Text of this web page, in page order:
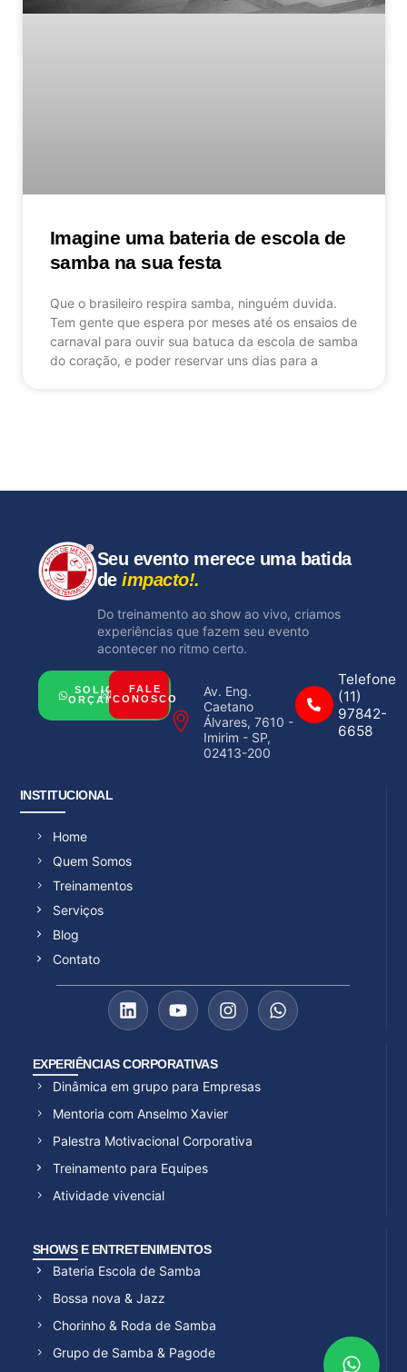
Imagine uma bateria de escola de
samba na sua festa
Que o brasileiro respira samba, ninguém duvida.
Tem gente que espera por meses até os ensaios de
carnaval para ouvir sua batuca da escola de samba
do coração, e poder reservar uns dias para a
Seu evento merece uma batida
deimpacto!.
Do treinamento ao show ao vivo, criamos
experiências que fazem seu evento
acontecer no ritmo certo.
SOLICITAR
ORÇAMENTO
FALE
CONOSCO
Av. Eng.
Caetano
Álvares, 7610 -
Imirim - SP,
02413-200
Telefone
(11)
97842-
6658
INSTITUCIONAL
Home
Quem Somos
Treinamentos
Serviços
Blog
Contato
EXPERIÊNCIAS CORPORATIVAS
Dinâmica em grupo para Empresas
Mentoria com Anselmo Xavier
Palestra Motivacional Corporativa
Treinamento para Equipes
Atividade vivencial
SHOWS E ENTRETENIMENTOS
Bateria Escola de Samba
Bossa nova & Jazz
Chorinho & Roda de Samba
Grupo de Samba & Pagode